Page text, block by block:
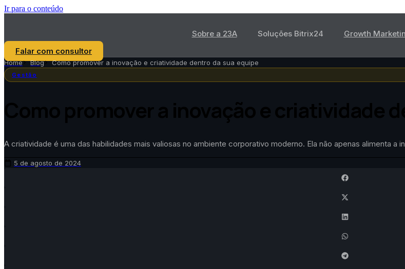
Ir para o conteúdo
Sobre a 23A Soluções Bitrix24 Growth
Falar com consultor
Home Blog Como promover a inovação e criatividade dentro da sua equipe
Gestão
A criatividade é uma das habilidades mais valiosas no ambiente corporativo moderno. Ela não apenas alimenta a
5 de agosto de 2024